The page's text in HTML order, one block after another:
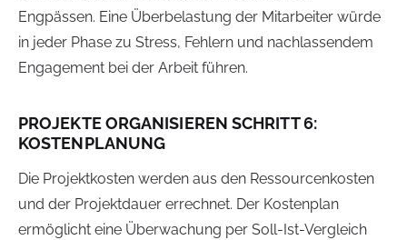
Engpässen. Eine Überbelastung der Mitarbeiter würde
in jeder Phase zu Stress, Fehlern und nachlassendem
Engagement bei der Arbeit führen.
PROJEKTE ORGANISIEREN SCHRITT 6:
KOSTENPLANUNG
Die Projektkosten werden aus den Ressourcenkosten
und der Projektdauer errechnet. Der Kostenplan
ermöglicht eine Überwachung per Soll-Ist-Vergleich